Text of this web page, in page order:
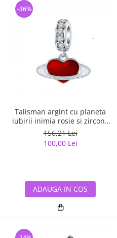
Talisman argint cu planeta
iubirii inimia rosie si zirconii
albe
156,21 Lei
100,00 Lei
-36%
ADAUGA IN COS